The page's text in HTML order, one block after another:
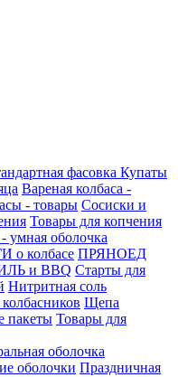
фасовка Купаты
Вареная колбаса -
- товары Сосиски и
Товары для копчения
оболочка
о колбасе ПРЯНОЕД
и BBQ Старты для
Нитритная соль
Щепа
пакеты Товары для
оболочка
оболочки Праздничная